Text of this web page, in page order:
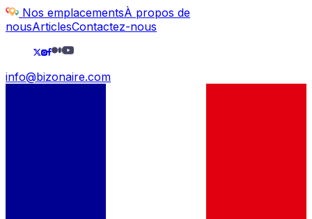
Nos emplacementsÀ propos de
nousArticlesContactez-nous
info@bizonaire.com